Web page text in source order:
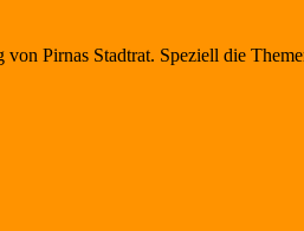
Pirnas Stadtrat. Speziell die